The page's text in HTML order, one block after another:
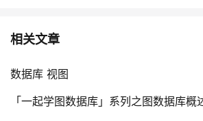
相关文章
数据库 视图
「一起学图数据库」系列之图数据库概